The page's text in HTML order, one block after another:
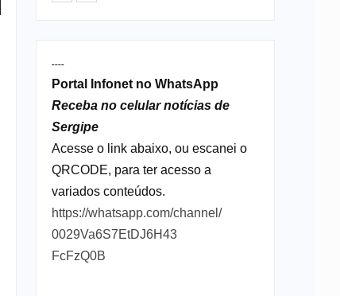
----
Portal Infonet no WhatsApp
Receba no celular notícias de
Sergipe
Acesse o link abaixo, ou escanei o
QRCODE, para ter acesso a
variados conteúdos.
https://whatsapp.com/channel/
0029Va6S7EtDJ6H43
FcFzQ0B